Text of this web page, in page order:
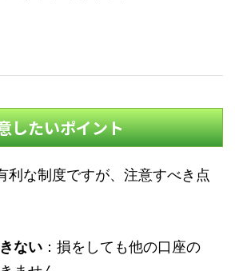
したいポイント
利な制度ですが、注意すべき点
ない ：損をしても他の口座の